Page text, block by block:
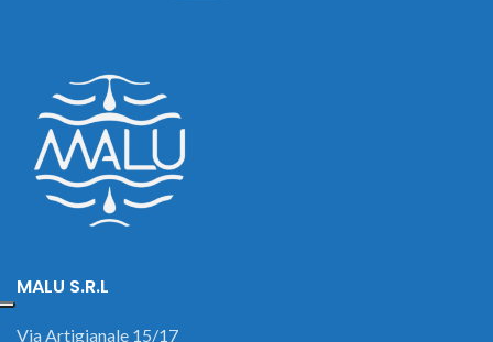
MALU S.R.L
Via Artigianale 15/17